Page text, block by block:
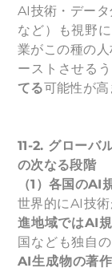
AI技術・デー
など）も視野
業がこの種の
ーストさせるう
てる可能性が高
11-2. グローバ
の次なる段階
（1）各国のAI
世界的にAI技術
進地域ではAI
国なども独自
AI生成物の著